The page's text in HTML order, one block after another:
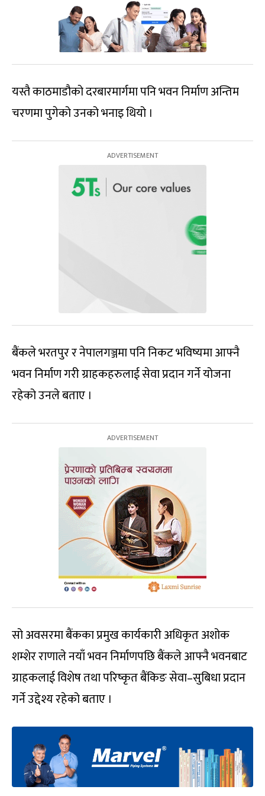
यस्तै काठमाडौको दरबारमार्गमा पनि भवन निर्माण अन्तिम
चरणमा पुगेको उनको भनाइ थियो ।
बैंकले भरतपुर र नेपालगञ्जमा पनि निकट भविष्यमा आफ्नै
भवन निर्माण गरी ग्राहकहरुलाई सेवा प्रदान गर्ने योजना
रहेको उनले बताए ।
सो अवसरमा बैंकका प्रमुख कार्यकारी अधिकृत अशोक
शम्शेर राणाले नयाँ भवन निर्माणपछि बैंकले आफ्नै भवनबाट
ग्राहकलाई विशेष तथा परिष्कृत बैंकिङ सेवा–सुबिधा प्रदान
गर्ने उद्देश्य रहेको बताए ।